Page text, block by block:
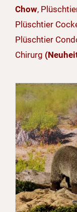
Chow,
Plüschtier
Plüschtier
Chirurg